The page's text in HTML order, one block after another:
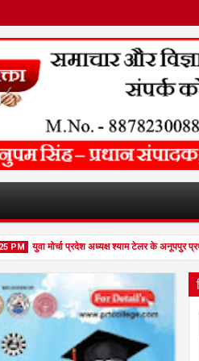
युवा मोर्चा प्रदेश अध्यक्ष श्याम टेलर के अनूपपुर प्रथम